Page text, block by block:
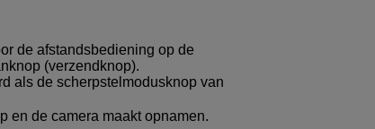
de afstandsbediening op de
(verzendknop).
als de scherpstelmodusknop van
en de camera maakt opnamen.